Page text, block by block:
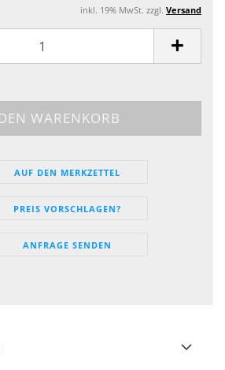
inkl. 19% MwSt. zzgl. Versand
AUF DEN MERKZETTEL
PREIS VORSCHLAGEN?
ANFRAGE SENDEN